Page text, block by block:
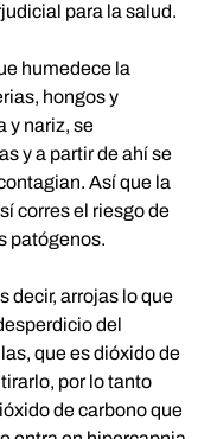
para la salud.
humedece la
hongos y
y nariz, se
y a partir de ahí se
Así que la
corres el riesgo de
patógenos.
decir, arrojas lo que
del
que es dióxido de
por lo tanto
de carbono que